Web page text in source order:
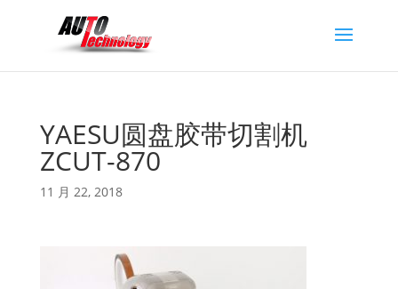
YAESU圆盘胶带切割机
ZCUT-870
11 月 22, 2018